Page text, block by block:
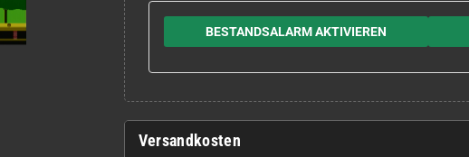
BESTANDSALARM AKTIVIEREN
Versandkosten